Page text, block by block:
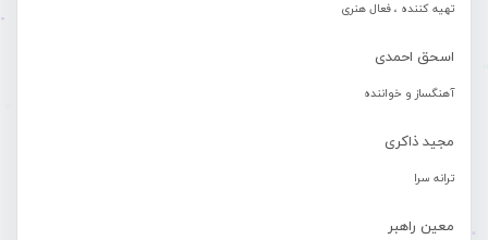
تهیه کننده ، فعال هنری
اسحق احمدی
آهنگساز و خواننده
مجید ذاکری
ترانه سرا
معین راهبر